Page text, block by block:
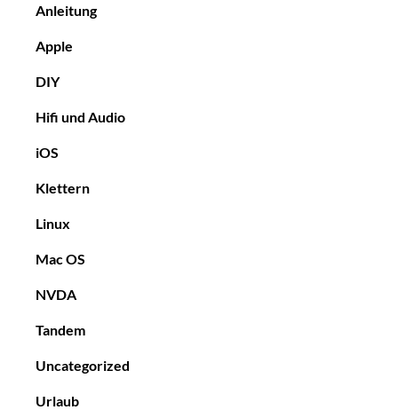
Anleitung
Apple
DIY
Hifi und Audio
iOS
Klettern
Linux
Mac OS
NVDA
Tandem
Uncategorized
Urlaub